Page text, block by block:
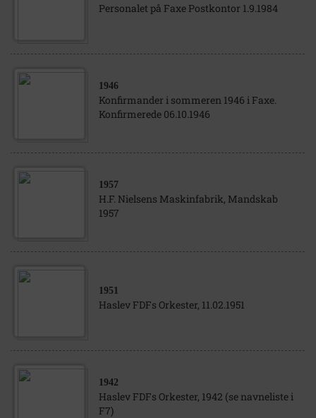
Personalet på Faxe Postkontor 1.9.1984
1946
Konfirmander i sommeren 1946 i Faxe.
Konfirmerede 06.10.1946
1957
H.F. Nielsens Maskinfabrik, Mandskab
1957
1951
Haslev FDFs Orkester, 11.02.1951
1942
Haslev FDFs Orkester, 1942 (se navneliste i
F7)